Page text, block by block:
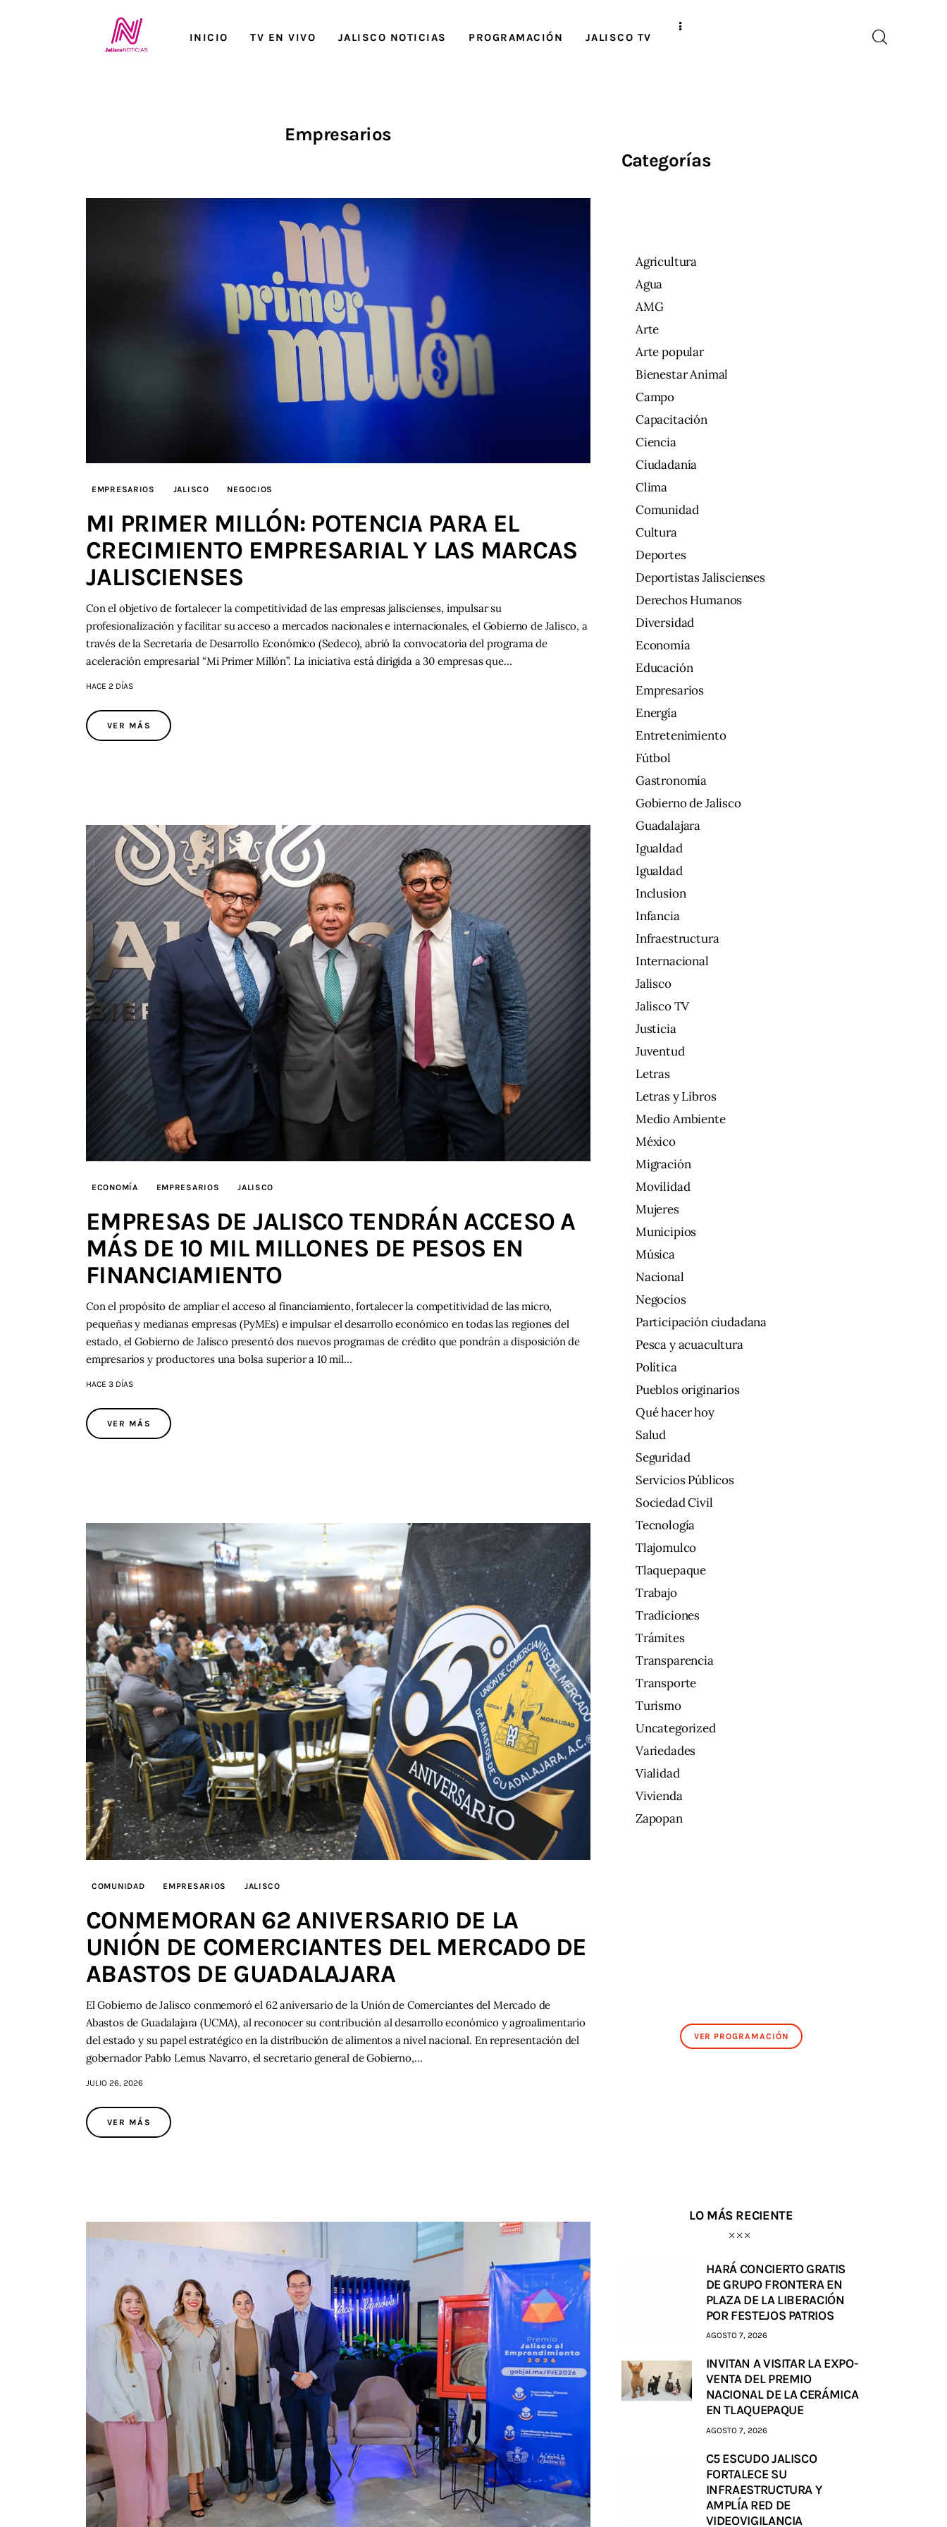
INICIO TV EN VIVO JALISCO NOTICIAS PROGRAMACIÓN JALISCO TV
Empresarios
EMPRESARIOS JALISCO NEGOCIOS
MI PRIMER MILLÓN: POTENCIA PARA EL
CRECIMIENTO EMPRESARIAL Y LAS MARCAS
JALISCIENSES
Con el objetivo de fortalecer la competitividad de las empresas jaliscienses, impulsar su
profesionalización y facilitar su acceso a mercados nacionales e internacionales, el Gobierno de Jalisco, a
través de la Secretaría de Desarrollo Económico (Sedeco), abrió la convocatoria del programa de
aceleración empresarial “Mi Primer Millón”. La iniciativa está dirigida a 30 empresas que…
HACE 2 DÍAS
VER MÁS
ECONOMÍA EMPRESARIOS JALISCO
EMPRESAS DE JALISCO TENDRÁN ACCESO A
MÁS DE 10 MIL MILLONES DE PESOS EN
FINANCIAMIENTO
Con el propósito de ampliar el acceso al financiamiento, fortalecer la competitividad de las micro,
pequeñas y medianas empresas (PyMEs) e impulsar el desarrollo económico en todas las regiones del
estado, el Gobierno de Jalisco presentó dos nuevos programas de crédito que pondrán a disposición de
empresarios y productores una bolsa superior a 10 mil…
HACE 3 DÍAS
VER MÁS
COMUNIDAD EMPRESARIOS JALISCO
CONMEMORAN 62 ANIVERSARIO DE LA
UNIÓN DE COMERCIANTES DEL MERCADO DE
ABASTOS DE GUADALAJARA
El Gobierno de Jalisco conmemoró el 62 aniversario de la Unión de Comerciantes del Mercado de
Abastos de Guadalajara (UCMA), al reconocer su contribución al desarrollo económico y agroalimentario
del estado y su papel estratégico en la distribución de alimentos a nivel nacional. En representación del
gobernador Pablo Lemus Navarro, el secretario general de Gobierno,…
JULIO 26, 2026
VER MÁS
Categorías
Agricultura
Agua
AMG
Arte
Arte popular
Bienestar Animal
Campo
Capacitación
Ciencia
Ciudadanía
Clima
Comunidad
Cultura
Deportes
Deportistas Jaliscienses
Derechos Humanos
Diversidad
Economía
Educación
Empresarios
Energía
Entretenimiento
Fútbol
Gastronomía
Gobierno de Jalisco
Guadalajara
Igualdad
Igualdad
Inclusion
Infancia
Infraestructura
Internacional
Jalisco
Jalisco TV
Justicia
Juventud
Letras
Letras y Libros
Medio Ambiente
México
Migración
Movilidad
Mujeres
Municipios
Música
Nacional
Negocios
Participación ciudadana
Pesca y acuacultura
Política
Pueblos originarios
Qué hacer hoy
Salud
Seguridad
Servicios Públicos
Sociedad Civil
Tecnología
Tlajomulco
Tlaquepaque
Trabajo
Tradiciones
Trámites
Transparencia
Transporte
Turismo
Uncategorized
Variedades
Vialidad
Vivienda
Zapopan
VER PROGRAMACIÓN
LO MÁS RECIENTE
HARÁ CONCIERTO GRATIS
DE GRUPO FRONTERA EN
PLAZA DE LA LIBERACIÓN
POR FESTEJOS PATRIOS
AGOSTO 7, 2026
INVITAN A VISITAR LA EXPO-
VENTA DEL PREMIO
NACIONAL DE LA CERÁMICA
EN TLAQUEPAQUE
AGOSTO 7, 2026
C5 ESCUDO JALISCO
FORTALECE SU
INFRAESTRUCTURA Y
AMPLÍA RED DE
VIDEOVIGILANCIA